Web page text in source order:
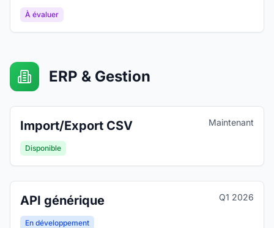
À évaluer
ERP & Gestion
Import/Export CSV
Disponible
Maintenant
API générique
En développement
Q1 2026